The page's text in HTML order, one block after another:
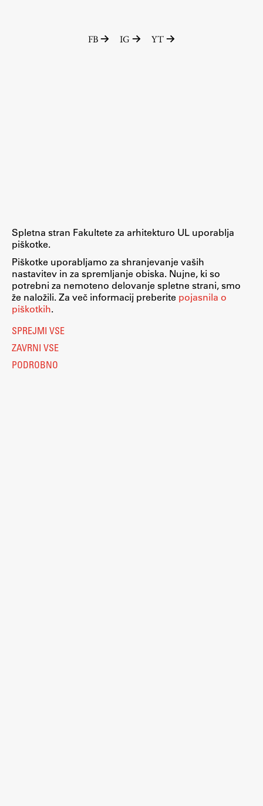
FB IG YT
Spletna stran Fakultete za arhitekturo UL uporablja
piškotke.
Piškotke uporabljamo za shranjevanje vaših
nastavitev in za spremljanje obiska. Nujne, ki so
potrebni za nemoteno delovanje spletne strani, smo
že naložili. Za več informacij preberite pojasnila o
piškotkih.
SPREJMI VSE
ZAVRNI VSE
PODROBNO